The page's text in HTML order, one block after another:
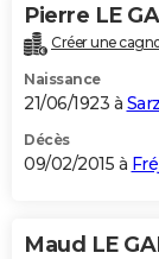
Pierre LE
Créer une
Naissance
21/06/1923 à
Décès
09/02/2015 à
Maud LE